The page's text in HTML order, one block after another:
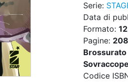
Serie:
Data di
Formato:
Pagine: 208
Brossurato
Codice